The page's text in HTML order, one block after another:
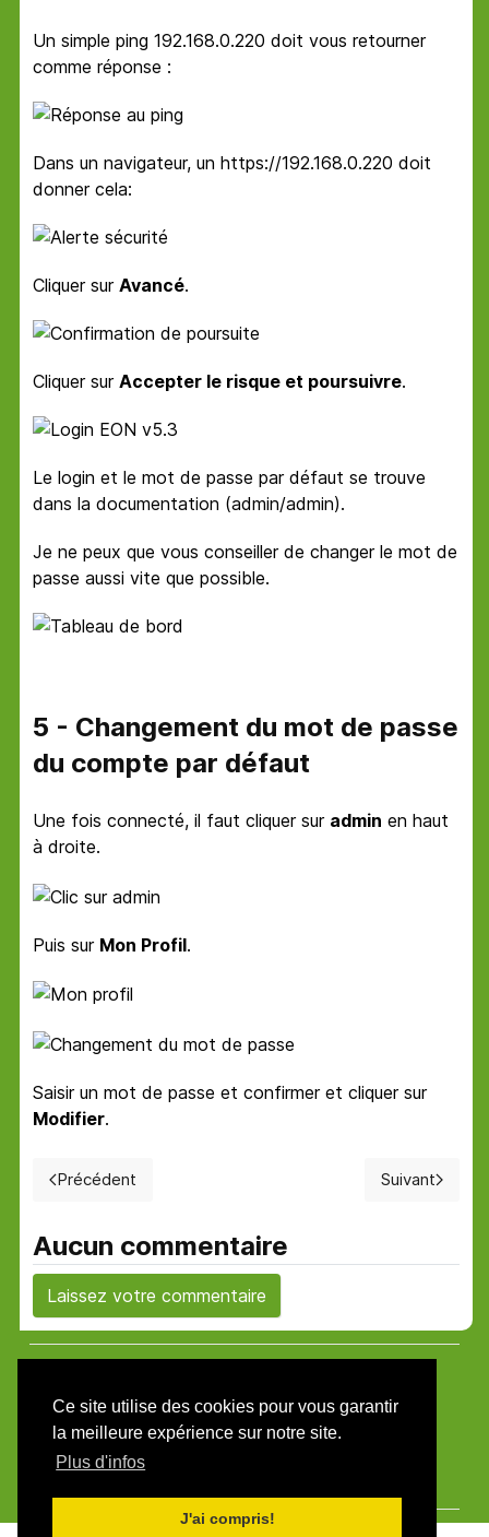
Ce site utilise des cookies pour vous garantir
la meilleure expérience sur notre site.
Plus d'infos
J'ai compris!
Un simple ping 192.168.0.220 doit vous retourner
comme réponse :
Dans un navigateur, un https://192.168.0.220 doit
donner cela:
Cliquer sur Avancé.
Cliquer sur Accepter le risque et poursuivre.
Le login et le mot de passe par défaut se trouve
dans la documentation (admin/admin).
Je ne peux que vous conseiller de changer le mot de
passe aussi vite que possible.
5 - Changement du mot de passe
du compte par défaut
Une fois connecté, il faut cliquer sur admin en haut
à droite.
Puis sur Mon Profil.
Saisir un mot de passe et confirmer et cliquer sur
Modifier.
Article précédent : Customisation EON 3.1
Précédent Article
Suivant
Aucun commentaire
Laissez votre commentaire
Basé sur template Learn Mate de Joomlead
Email: demo@joomlead.com